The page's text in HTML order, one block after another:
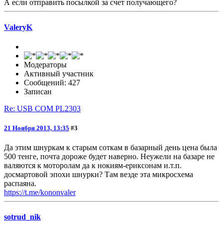
А если отправить посылкой за счет получающего?
ValeryK
Модераторы
Активный участник
Сообщений: 427
Записан
Re: USB COM PL2303
21 Ноября 2013, 13:35 #3
Да этим шнуркам к старым соткам в базарный день цена была
500 тенге, почта дороже будет наверно. Неужели на базаре не
валяются к моторолам да к нокиям-ериксонам и.т.п.
досмартовой эпохи шнурки? Там везде эта микросхема
распаяна.
https://t.me/kononvaler
sotrud_nik